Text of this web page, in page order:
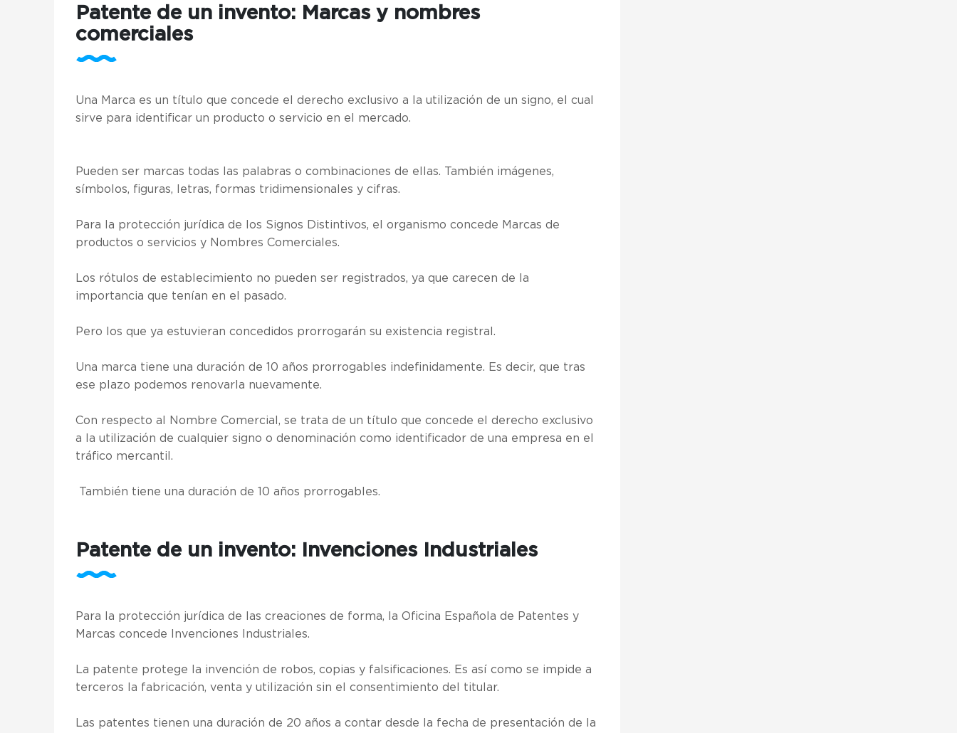
Patente de un invento: Marcas y nombres
comerciales
Una Marca es un título que concede el derecho exclusivo a la utilización de un signo, el cual
sirve para identificar un producto o servicio en el mercado.
Pueden ser marcas todas las palabras o combinaciones de ellas. También imágenes,
símbolos, figuras, letras, formas tridimensionales y cifras.
Para la protección jurídica de los Signos Distintivos, el organismo concede Marcas de
productos o servicios y Nombres Comerciales.
Los rótulos de establecimiento no pueden ser registrados, ya que carecen de la
importancia que tenían en el pasado.
Pero los que ya estuvieran concedidos prorrogarán su existencia registral.
Una marca tiene una duración de 10 años prorrogables indefinidamente. Es decir, que tras
ese plazo podemos renovarla nuevamente.
Con respecto al Nombre Comercial, se trata de un título que concede el derecho exclusivo
a la utilización de cualquier signo o denominación como identificador de una empresa en el
tráfico mercantil.
También tiene una duración de 10 años prorrogables.
Patente de un invento: Invenciones Industriales
Para la protección jurídica de las creaciones de forma, la Oficina Española de Patentes y
Marcas concede Invenciones Industriales.
La patente protege la invención de robos, copias y falsificaciones. Es así como se impide a
terceros la fabricación, venta y utilización sin el consentimiento del titular.
Las patentes tienen una duración de 20 años a contar desde la fecha de presentación de la